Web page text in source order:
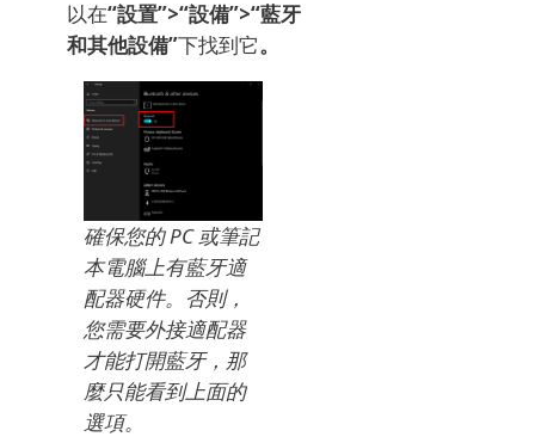
以在“設置”>“設備”>“藍牙
和其他設備”下找到它。
確保您的 PC 或筆記
本電腦上有藍牙適
配器硬件。 否則，
您需要外接適配器
才能打開藍牙，那
麼只能看到上面的
選項。